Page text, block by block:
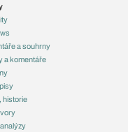
a souhrny
a komentáře
historie